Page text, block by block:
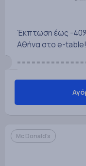
Έκπτωση έως -
Αθήνα στο e-table!
Mc Donald's